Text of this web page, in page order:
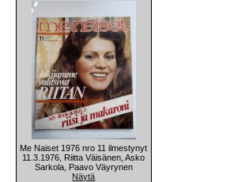
Me Naiset 1976 nro 11 ilmestynyt
11.3.1976, Riitta Väisänen, Asko
Sarkola, Paavo Väyrynen
Näytä